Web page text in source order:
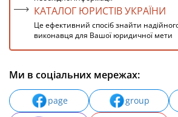
КАТАЛОГ ЮРИСТІВ УКРАЇНИ
Це ефективний спосіб знайти
виконавця для Вашої юридичної мети
Ми в соціальних мережах:
page group